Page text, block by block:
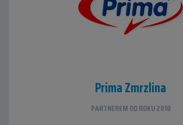
Prima Zmrzlina
PARTNEREM OD ROKU 2018